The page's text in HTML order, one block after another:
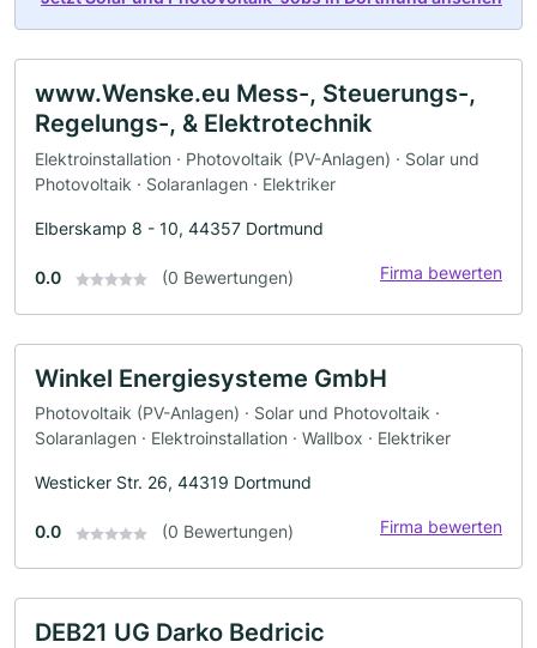
www.Wenske.eu Mess-, Steuerungs-,
Regelungs-, & Elektrotechnik
Elektroinstallation · Photovoltaik (PV-Anlagen) · Solar und
Photovoltaik · Solaranlagen · Elektriker
Elberskamp 8 - 10, 44357 Dortmund
0.0 (0 Bewertungen) Firma bewerten
Winkel Energiesysteme GmbH
Photovoltaik (PV-Anlagen) · Solar und Photovoltaik ·
Solaranlagen · Elektroinstallation · Wallbox · Elektriker
Westicker Str. 26, 44319 Dortmund
0.0 (0 Bewertungen) Firma bewerten
DEB21 UG Darko Bedricic